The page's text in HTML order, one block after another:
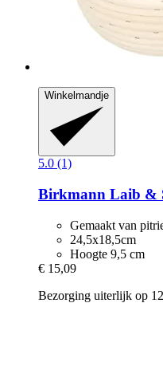
Winkelmandje
5.0 (1)
Birkmann Laib &
Gemaakt van
24,5x18,5cm
Hoogte 9,5 cm
€ 15,09
Bezorging uiterlijk op